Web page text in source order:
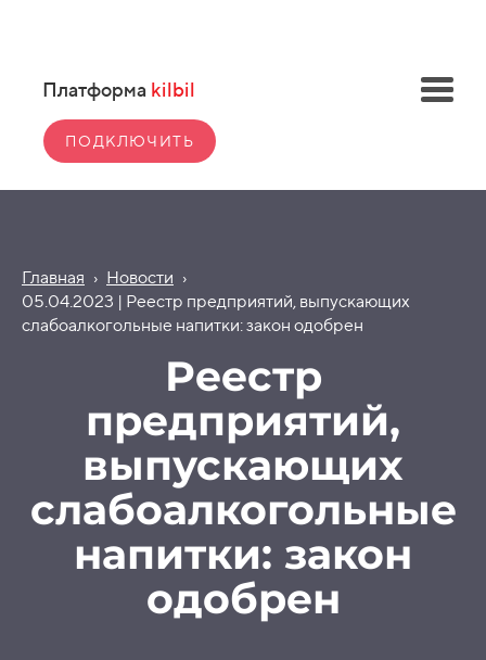
Платформа kilbil
ПОДКЛЮЧИТЬ
Главная › Новости ›
05.04.2023 | Реестр предприятий, выпускающих
слабоалкогольные напитки: закон одобрен
Реестр
предприятий,
выпускающих
слабоалкогольные
напитки: закон
одобрен